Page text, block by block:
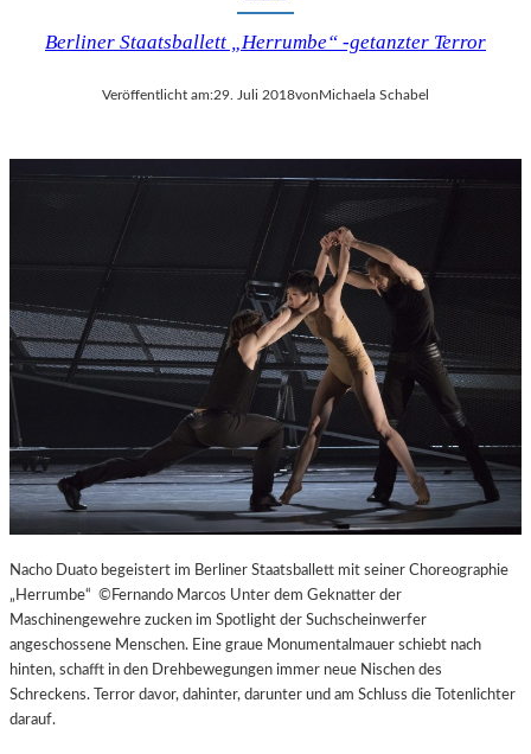
N
T
S
S
E
E
A
V
L
V
E
R
É
I
S
–
E
I
N
F
A
T
K
L
A
S
S
Berliner Staatsballett „Herrumbe“ -getanzter Terror
Veröffentlicht am:29. Juli 2018vonMichaela Schabel
Nacho Duato begeistert im Berliner Staatsballett mit seiner Choreographie
„Herrumbe“ ©Fernando Marcos Unter dem Geknatter der
Maschinengewehre zucken im Spotlight der Suchscheinwerfer
angeschossene Menschen. Eine graue Monumentalmauer schiebt nach
hinten, schafft in den Drehbewegungen immer neue Nischen des
Schreckens. Terror davor, dahinter, darunter und am Schluss die Totenlichter
darauf.